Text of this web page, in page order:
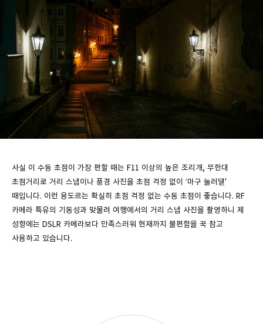
사실 이 수동 초점이 가장 편할 때는 F11 이상의 높은 조리개, 무한대
초점거리로 거리 스냅이나 풍경 사진을 초점 걱정 없이 ‘마구 눌러댈'
때입니다. 이런 용도르는 확실히 초점 걱정 없는 수동 초점이 좋습니다. RF
카메라 특유의 기동성과 맞물려 여행에서의 거리 스냅 사진을 촬영하니 제
성향에는 DSLR 카메라보다 만족스러워 현재까지 불편함을 꾹 참고
사용하고 있습니다.